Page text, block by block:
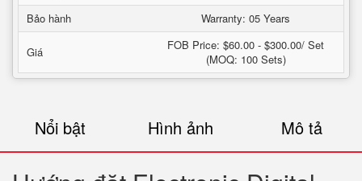
Bảo hành
Warranty: 05 Years
Giá
FOB Price: $60.00 - $300.00/ Set
(MOQ: 100 Sets)
Nổi bật Hình ảnh Mô tả